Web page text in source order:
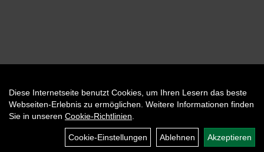
Diese Internetseite benutzt Cookies, um Ihren Lesern das beste
Webseiten-Erlebnis zu ermöglichen. Weitere Informationen finden
Sie in unseren Cookie-Richtlinien
Cookie-Einstellungen Ablehnen Akzeptieren
Auftrag widerrufen